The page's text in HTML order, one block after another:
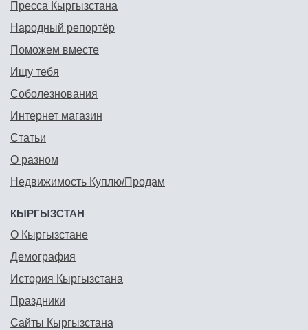
Пресса Кыргызстана
Народный репортёр
Поможем вместе
Ищу тебя
Соболезнования
Интернет магазин
Статьи
О разном
Недвижимость Куплю/Продам
КЫРГЫЗСТАН
О Кыргызстане
Демография
История Кыргызстана
Праздники
Сайты Кыргызстана